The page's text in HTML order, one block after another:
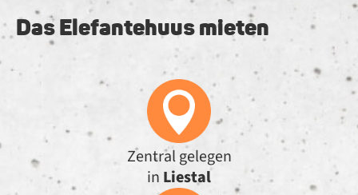
Das Elefantehuus mieten
Zentral gelegen
in Liestal